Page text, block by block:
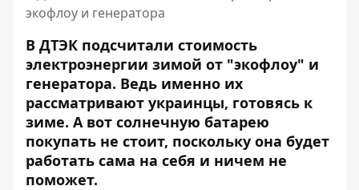
экофлоу и генератора
В ДТЭК подсчитали стоимость
электроэнергии зимой от "экофлоу" и
генератора. Ведь именно их
рассматривают украинцы, готовясь к
зиме. А вот солнечную батарею
покупать не стоит, поскольку она будет
работать сама на себя и ничем не
поможет.